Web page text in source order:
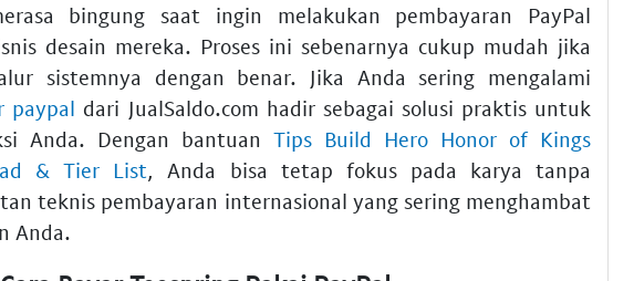
bingung saat ingin melakukan pembayaran PayPal
desain mereka. Proses ini sebenarnya cukup mudah jika
sistemnya dengan benar. Jika Anda sering mengalami
paypal dari JualSaldo.com hadir sebagai solusi praktis untuk
Anda. Dengan bantuan Tips Build Hero Honor of Kings
& Tier List , Anda bisa tetap fokus pada karya tanpa
teknis pembayaran internasional yang sering menghambat
Anda.